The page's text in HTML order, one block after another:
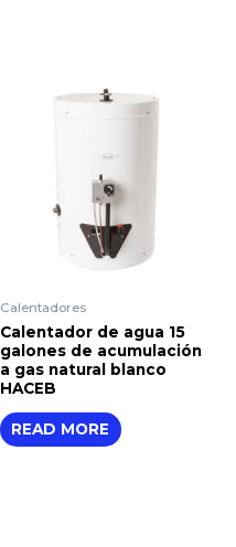
Calentadores
Calentador de agua 15
galones de acumulación
a gas natural blanco
HACEB
READ MORE